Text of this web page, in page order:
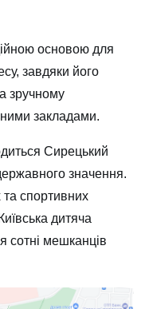
основою для
завдяки його
зручному
закладами.
Сирецький
значення.
та спортивних
дитяча
сотні мешканців